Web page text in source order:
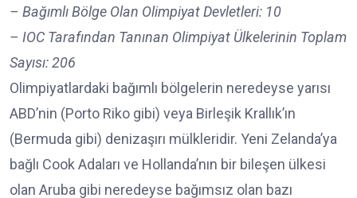
– Bağımlı Bölge Olan Olimpiyat Devletleri: 10
– IOC Tarafından Tanınan Olimpiyat Ülkelerinin Toplam
Sayısı: 206
Olimpiyatlardaki bağımlı bölgelerin neredeyse yarısı
ABD’nin (Porto Riko gibi) veya Birleşik Krallık’ın
(Bermuda gibi) denizaşırı mülkleridir. Yeni Zelanda’ya
bağlı Cook Adaları ve Hollanda’nın bir bileşen ülkesi
olan Aruba gibi neredeyse bağımsız olan bazı